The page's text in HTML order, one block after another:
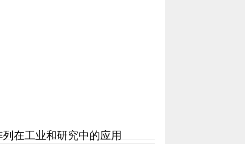
在工业和研究中的应用